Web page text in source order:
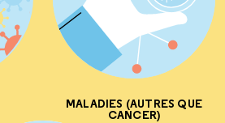
MALADIES (AUTRES QUE
CANCER)